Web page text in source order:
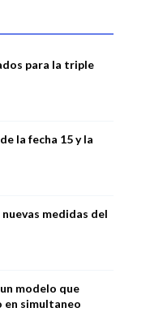
para la triple
la fecha 15 y la
medidas del
modelo que
en simultaneo